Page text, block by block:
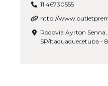
11 46730555
http://
Rodovia Ayrton
SP/Itaquaquecetuba -